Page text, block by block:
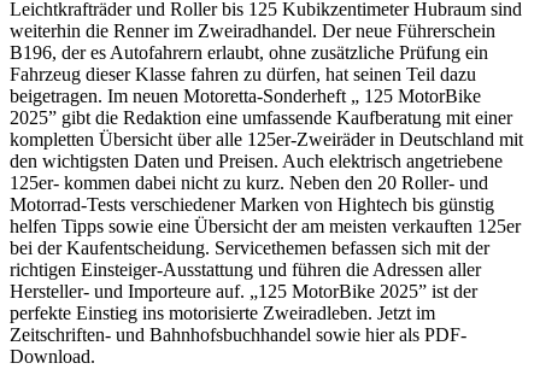
Leichtkrafträder und Roller bis 125 Kubikzentimeter Hubraum sind
weiterhin die Renner im Zweiradhandel. Der neue Führerschein
B196, der es Autofahrern erlaubt, ohne zusätzliche Prüfung ein
Fahrzeug dieser Klasse fahren zu dürfen, hat seinen Teil dazu
beigetragen. Im neuen Motoretta-Sonderheft „ 125 MotorBike
2025” gibt die Redaktion eine umfassende Kaufberatung mit einer
kompletten Übersicht über alle 125er-Zweiräder in Deutschland mit
den wichtigsten Daten und Preisen. Auch elektrisch angetriebene
125er- kommen dabei nicht zu kurz. Neben den 20 Roller- und
Motorrad-Tests verschiedener Marken von Hightech bis günstig
helfen Tipps sowie eine Übersicht der am meisten verkauften 125er
bei der Kaufentscheidung. Servicethemen befassen sich mit der
richtigen Einsteiger-Ausstattung und führen die Adressen aller
Hersteller- und Importeure auf. „125 MotorBike 2025” ist der
perfekte Einstieg ins motorisierte Zweiradleben. Jetzt im
Zeitschriften- und Bahnhofsbuchhandel sowie hier als PDF-
Download.